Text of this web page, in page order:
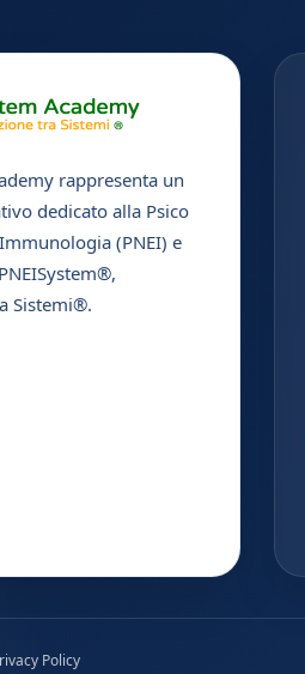
rappresenta un
dedicato alla Psico
(PNEI) e
Sistemi®.
Policy